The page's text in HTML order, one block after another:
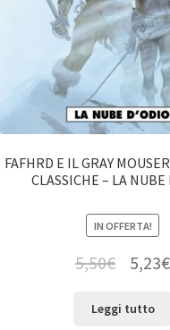
FAFHRD E IL GRAY
CLASSICHE – LA NUBE
IN OFFERTA!
5,50€ 5,23€
Leggi tutto